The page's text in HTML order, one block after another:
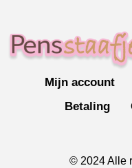
Mijn account
Betaling
© 2024 Alle